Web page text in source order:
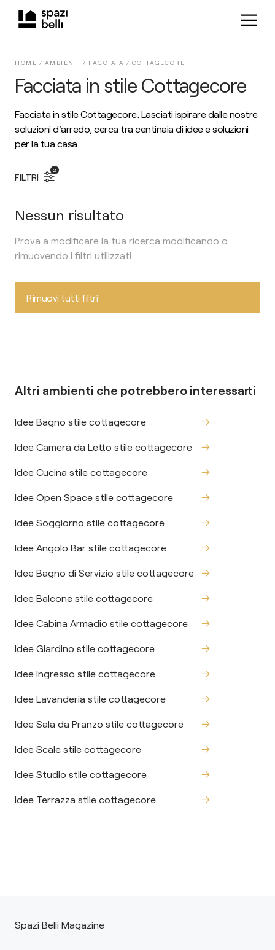
Facciata in stile Cottagecore
HOME / AMBIENTI / FACCIATA / COTTAGECORE
Facciata in stile Cottagecore. Lasciati ispirare dalle nostre
soluzioni d'arredo, cerca tra centinaia di idee e soluzioni
per la tua casa.
FILTRI
2
Nessun risultato
Prova a modificare la tua ricerca modificando o
rimuovendo i filtri utilizzati.
Rimuovi tutti filtri
Altri ambienti che potrebbero interessarti
Idee Bagno stile cottagecore
Idee Camera da Letto stile cottagecore
Idee Cucina stile cottagecore
Idee Open Space stile cottagecore
Idee Soggiorno stile cottagecore
Idee Angolo Bar stile cottagecore
Idee Bagno di Servizio stile cottagecore
Idee Balcone stile cottagecore
Idee Cabina Armadio stile cottagecore
Idee Giardino stile cottagecore
Idee Ingresso stile cottagecore
Idee Lavanderia stile cottagecore
Idee Sala da Pranzo stile cottagecore
Idee Scale stile cottagecore
Idee Studio stile cottagecore
Idee Terrazza stile cottagecore
Spazi Belli Magazine